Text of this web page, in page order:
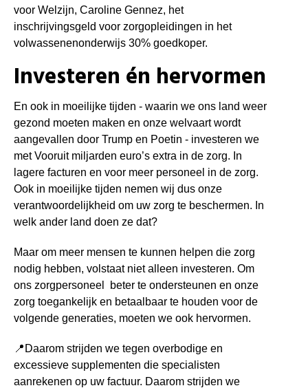
voor Welzijn, Caroline Gennez, het
inschrijvingsgeld voor zorgopleidingen in het
volwassenenonderwijs 30% goedkoper.
Investeren én hervormen
En ook in moeilijke tijden - waarin we ons land weer
gezond moeten maken en onze welvaart wordt
aangevallen door Trump en Poetin - investeren we
met Vooruit miljarden euro’s extra in de zorg. In
lagere facturen en voor meer personeel in de zorg.
Ook in moeilijke tijden nemen wij dus onze
verantwoordelijkheid om uw zorg te beschermen. In
welk ander land doen ze dat?
Maar om meer mensen te kunnen helpen die zorg
nodig hebben, volstaat niet alleen investeren. Om
ons zorgpersoneel beter te ondersteunen en onze
zorg toegankelijk en betaalbaar te houden voor de
volgende generaties, moeten we ook hervormen.
📍 Daarom strijden we tegen overbodige en
excessieve supplementen die specialisten
aanrekenen op uw factuur. Daarom strijden we